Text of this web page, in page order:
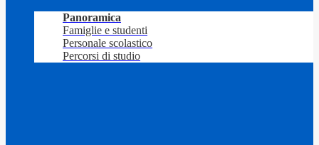
Panoramica
Famiglie e studenti
Personale scolastico
Percorsi di studio